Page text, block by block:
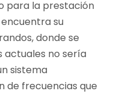
para la prestación
encuentra su
donde se
actuales no sería
sistema
de frecuencias que